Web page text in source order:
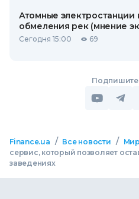
Атомные электростанции
обмеления рек (мнение
Сегодня 15:00 69
Finance.ua / Все новости / Мир
сервис, который позволяет
заведениях